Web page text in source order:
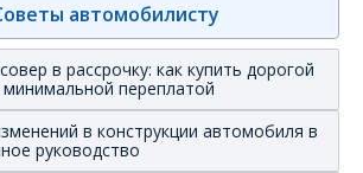
автомобилисту
в рассрочку: как купить дорогой
переплатой
в конструкции автомобиля в
руководство